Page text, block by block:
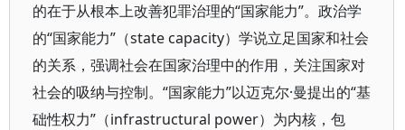
的在于从根本上改善犯罪治理的“国家能力”。政治学
的“国家能力”（state capacity）学说立足国家和社会
的关系，强调社会在国家治理中的作用，关注国家对
社会的吸纳与控制。“国家能力”以迈克尔·曼提出的“基
础性权力”（infrastructural power）为内核，包